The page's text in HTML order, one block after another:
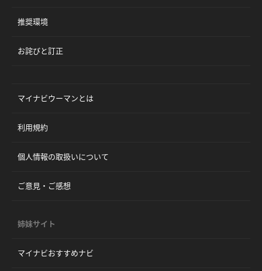
推奨環境
お詫びと訂正
マイナビウーマンとは
利用規約
個人情報の取扱いについて
ご意見・ご感想
姉妹サイト
マイナビおすすめナビ